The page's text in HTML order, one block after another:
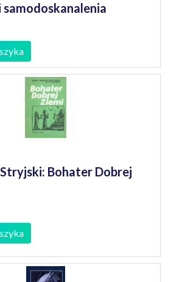
samodoskanalenia
Bohater Dobrej